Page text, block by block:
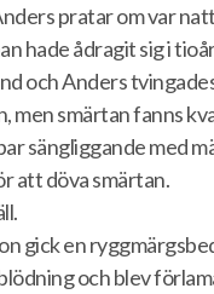
pratar om var
hade ådragit sig i
och Anders
men smärtan fanns
sängliggande med
att döva smärtan.
gick en
och blev